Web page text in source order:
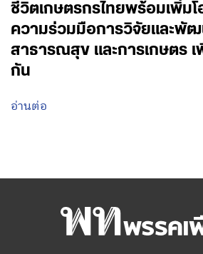
ชีวิตเกษตรกรไทยพร้อมเพิ่ม
ความร่วมมือการวิจัยและพั
สาธารณสุข และการเกษตร เ
กัน
อ่านต่อ